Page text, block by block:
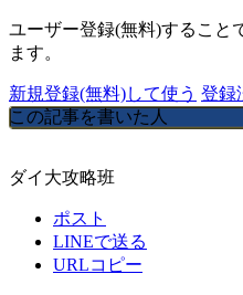
ユーザー登録(無料)すること
ます。
新規登録(無料)して使う 登録
この記事を書いた人
ダイ大攻略班
ポスト
LINEで送る
URLコピー